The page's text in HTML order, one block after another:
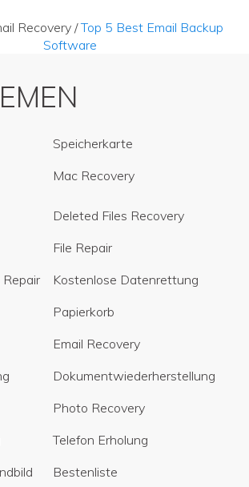
Recovery/Top 5 Best Email Backup
Software
Speicherkarte
Mac Recovery
Deleted Files Recovery
File Repair
Kostenlose Datenrettung
Papierkorb
Email Recovery
Dokumentwiederherstellung
Photo Recovery
Telefon Erholung
Bestenliste